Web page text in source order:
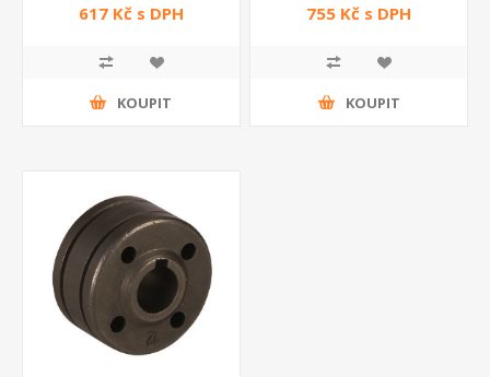
617 Kč s DPH
KOUPIT
755 Kč s DPH
KOUPIT